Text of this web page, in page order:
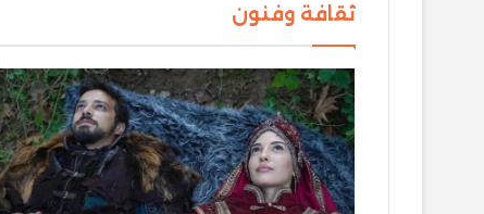
ثقافة وفنون